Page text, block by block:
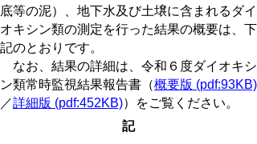
底等の泥）、地下水及び土壌に含まれるダイ
オキシン類の測定を行った結果の概要は、下
記のとおりです。
なお、結果の詳細は、令和６度ダイオキシ
ン類常時監視結果報告書（概要版 (pdf:93KB)
／詳細版 (pdf:452KB)）
をご覧ください。
記